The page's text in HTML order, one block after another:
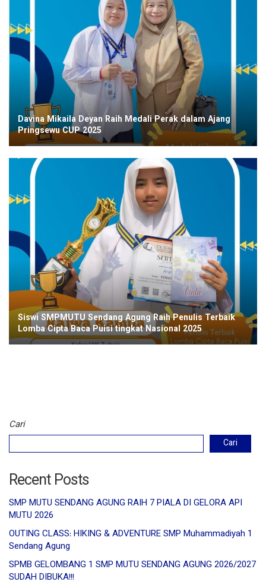
Davina Mikaila Deyan Raih Medali Perak dalam Ajang
Pringsewu CUP 2025
Siswi SMPMUTU Sendang Agung Raih Penulis Terbaik
Lomba Cipta Baca Puisi tingkat Nasional 2025
Cari
Cari
Recent Posts
SMP MUTU SENDANG AGUNG RAIH 7 PIALA DI GELORA API
MUTU 2026
OUTING CLASS: HIKING & ADVENTURE SMP Muhammadiyah 1
Sendang Agung
SPMB GELOMBANG 1 SMP MUTU SENDANG AGUNG 2026/2027
SUDAH DIBUKA!!!